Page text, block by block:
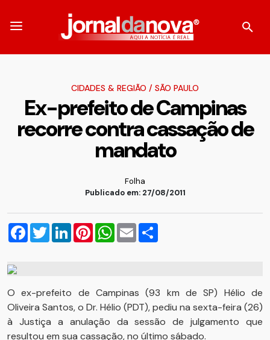
CIDADES & REGIÃO / SÃO PAULO
Ex-prefeito de Campinas
recorre contra cassação de
mandato
Folha
Publicado em: 27/08/2011
Facebook
TwitterLinkedInPinterestWhatsApp
Email
O ex-prefeito de Campinas (93 km de SP) Hélio de
Oliveira Santos, o Dr. Hélio (PDT), pediu na sexta-feira (26)
à Justiça a anulação da sessão de julgamento que
resultou em sua cassação, no último sábado.